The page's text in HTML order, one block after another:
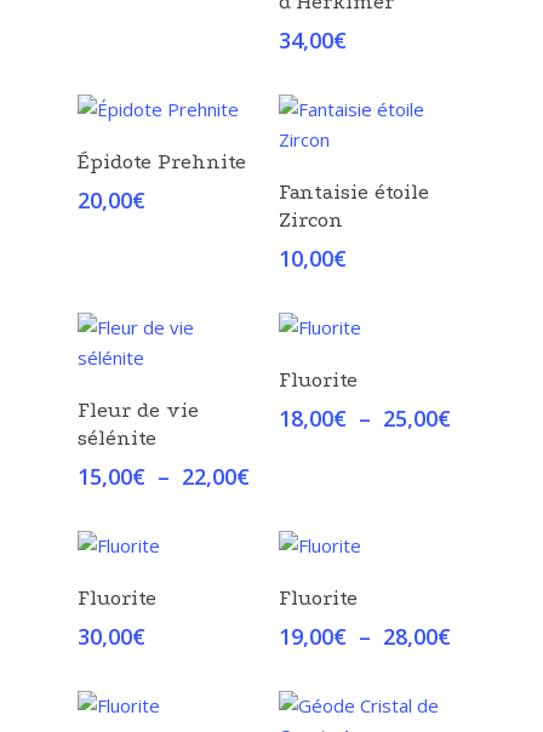
34,00€
Choix Des Options
Épidote Prehnite
20,00€
Choix Des Options
Fantaisie étoile
Zircon
10,00€
Choix Des Options
Fleur de vie
sélénite
15,00€ – 22,00€Plage
prix :
15,00€
22,00€
Choix Des Options
Fluorite
18,00€ – 25,00€Plage
Choix Des Options
Fluorite
30,00€
Choix Des Options
Fluorite
19,00€ – 28,00€Plage